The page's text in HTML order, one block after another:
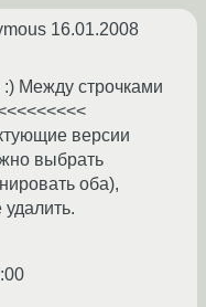
16.01.2008
Между строчками
версии
выбрать
оба),
удалить.